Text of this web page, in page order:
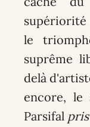
supériorité
le
suprême
delà
encore, le
Parsifal